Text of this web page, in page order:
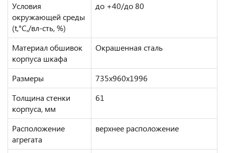
Условия
окружающей среды
(t,°C,/вл-сть, %)
до +40/до 80
Материал обшивок
корпуса шкафа
Окрашенная сталь
Размеры
735х960х1996
Толщина стенки
корпуса, мм
61
Расположение
агрегата
верхнее расположение